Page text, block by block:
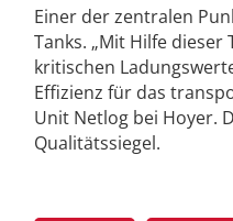
Einer der zentralen
Tanks. „Mit Hilfe
kritischen
Effizienz für das
Unit Netlog bei Hoyer.
Qualitätssiegel.